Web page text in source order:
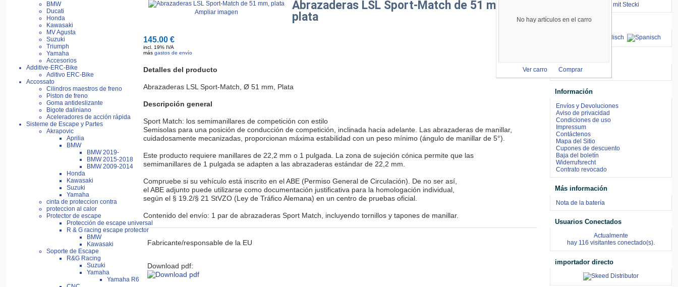
No hay artículos en el carro
Ver carro Comprar
BMW
Ducati
Honda
Kawasaki
MV Agusta
Suzuki
Triumph
Yamaha
Accesorios
Additive-ERC-Bike
Aditivo ERC-Bike
Accossato
Cilindros maestros de freno
Piston de freno
Goma antideslizante
Bigote daliniano
Aceleradores de acción rápida
Sisteme de Escape y Partes
Akrapovic
Aprilia
BMW
BMW 2019-
BMW 2015-2018
BMW 2009-2014
Honda
Kawasaki
Suzuki
Yamaha
cinta de proteccion contra
proteccion al calor
Protector de escape
Protección de escape universal
R & G racing escape protector
BMW
Kawasaki
Soporte de Escape
R&G Racing
Suzuki
Yamaha
Yamaha R6
Ampliar imagen
Abrazaderas LSL Sport-Match de 51 mm,
plata
145.00 €
incl. 19% IVA
másgastos de envío
Detalles del producto
Descripción general
Sport Match: los semimanillares de competición con estilo
Semisolas para una posición de conducción de competición, inclinada hacia adelante. Las abrazaderas de manillar,
cuidadosamente mecanizadas, proporcionan máxima estabilidad con un peso mínimo (ángulo de manillar de 5°).
Este producto requiere manillares de 22,2 mm o 1 pulgada. La zona de sujeción cónica permite que las
semimanillares de 1 pulgada se adapten a las abrazaderas estándar de 22,2 mm.
Compruebe si su vehículo está inscrito en el ABE (Permiso General de Circulación). De no ser así,
el ABE adjunto puede utilizarse como documentación justificativa para la homologación individual,
según el § 19.2/§ 21 StVZO (Ley de Tráfico Alemana) en un centro de pruebas oficial.
Contenido del envío: 1 par de abrazaderas Sport Match, incluyendo tornillos y tapones de manillar.
Fabricante/responsable de la EU
Download pdf:
⇒ zum Renntraining mit Stecki
Idiomas
Información
Envíos y Devoluciones
Aviso de privacidad
Condiciones de uso
Impressum
Contáctenos
Mapa del Sitio
Cupones de descuento
Baja del boletín
Widerrufsrecht
Contrato revocado
Más información
Nota de la batería
Usuarios Conectados
Actualmente
hay 116 visitantes conectado(s).
importador directo